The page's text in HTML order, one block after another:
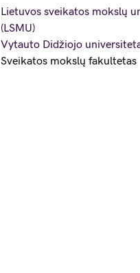
Lietuvos sveikatos mokslų
(LSMU)
Vytauto Didžiojo
Sveikatos mokslų fakultetas